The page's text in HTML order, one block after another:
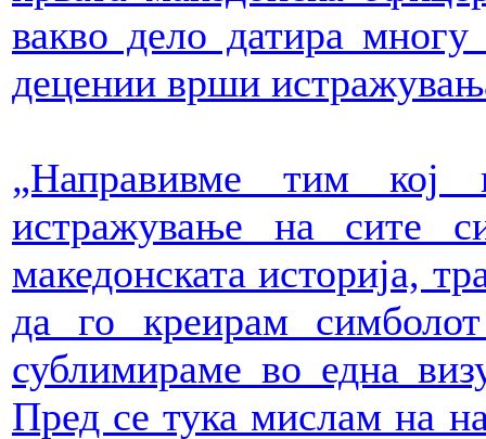
вакво дело датира
децении врши
„Направивме тим кој
истражување на сите
македонската историја,
да го креирам
сублимираме во една
Пред се тука мислам на